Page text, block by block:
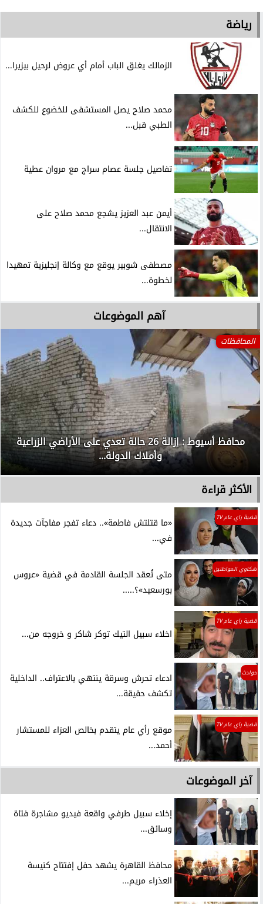
رياضة
الزمالك يغلق الباب أمام أي عروض لرحيل بيزيرا...
محمد صلاح يصل المستشفى للخضوع للكشف
الطبي قبل...
تفاصيل جلسة عصام سراج مع مروان عطية
أيمن عبد العزيز يشجع محمد صلاح على
الانتقال...
مصطفى شوبير يوقع مع وكالة إنجليزية تمهيدا
لخطوة...
آهم الموضوعات
المحافظات
محافظ أسيوط : إزالة 26 حالة تعدي على الأراضي الزراعية
وأملاك الدولة...
الأكثر قراءة
قضية راي عام TV
«ما قتلتش فاطمة».. دعاء تفجر مفاجآت جديدة
في...
شكاوي المواطنين
متى تُعقد الجلسة القادمة في قضية «عروس
بورسعيد»؟.....
قضية راي عام TV
اخلاء سبيل التيك توكر شاكر و خروجه من...
حوادث
ادعاء تحرش وسرقة ينتهي بالاعتراف.. الداخلية
تكشف حقيقة...
قضية راي عام TV
موقع رأي عام يتقدم بخالص العزاء للمستشار
أحمد...
آخر الموضوعات
إخلاء سبيل طرفي واقعة فيديو مشاجرة فتاة
وسائق...
محافظ القاهرة يشهد حفل إفتتاح كنيسة
العذراء مريم...